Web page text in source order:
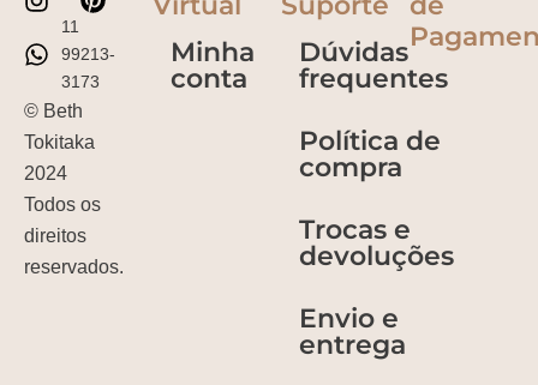
11
99213-
3173
© Beth
Tokitaka
2024
Todos os
direitos
reservados.
Minha
conta
Dúvidas
frequentes
Política de
compra
Trocas e
devoluções
Envio e
entrega